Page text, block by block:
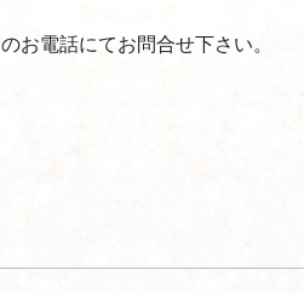
のお電話にてお問合せ下さい。